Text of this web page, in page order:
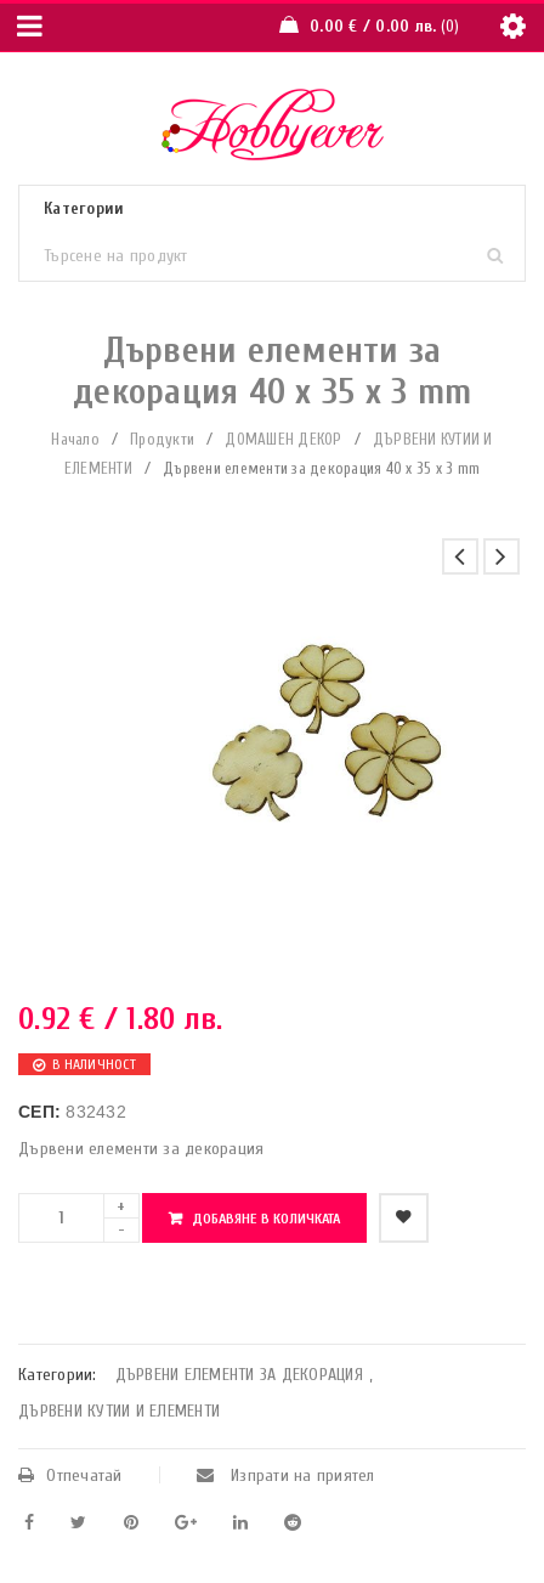
0.00€ / 0.00 лв. 0
Дървени елементи за
декорация 40 x 35 x 3 mm
Начало / Продукти / ДОМАШЕН ДЕКОР /
ДЪРВЕНИ КУТИИ И
ЕЛЕМЕНТИ
/ Дървени елементи за декорация 40 x 35 x 3 mm
0.92€ / 1.80 лв.
В НАЛИЧНОСТ
СЕП:832432
Дървени елементи за декорация
ДОБАВЯНЕ В КОЛИЧКАТА
Категории: ДЪРВЕНИ ЕЛЕМЕНТИ ЗА ДЕКОРАЦИЯ ,
ДЪРВЕНИ КУТИИ И ЕЛЕМЕНТИ
Отпечатай Изпрати на приятел